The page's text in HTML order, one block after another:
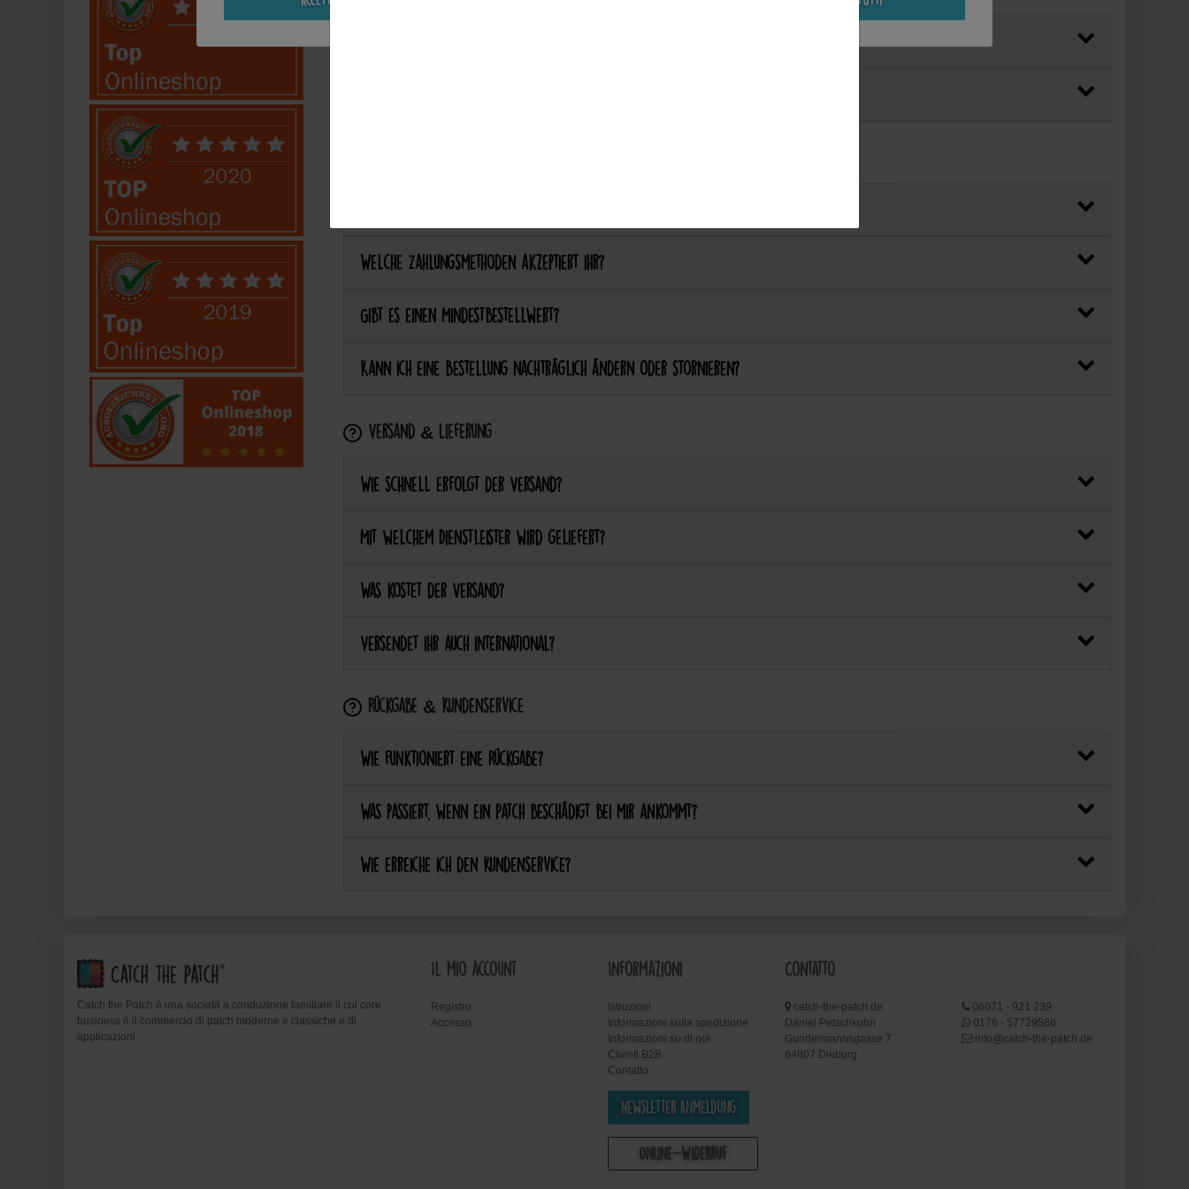
Welche Zahlungsmethoden akzeptiert ihr?
Gibt es einen Mindestbestellwert?
Kann ich eine Bestellung nachträglich ändern oder stornieren?
Versand & Lieferung
Wie schnell erfolgt der Versand?
Mit welchem Dienstleister wird geliefert?
Was kostet der Versand?
Versendet ihr auch international?
Rückgabe & Kundenservice
Wie funktioniert eine Rückgabe?
Was passiert, wenn ein Patch beschädigt bei mir ankommt?
Wie erreiche ich den Kundenservice?
Catch the Patch è una società a conduzione familiare il cui core
business è il commercio di patch moderne e classiche e di
applicazioni.
Il mio account
Registro
Accesso
Informazioni
Istruzioni
Informazioni sulla spedizione
Informazioni su di noi
Clienti B2B
Contatto
Newsletter Anmeldung
Online-Widerruf
Contatto
catch-the-patch.de
Daniel Petschkuhn
Gundermannsgasse 7
64807 Dieburg
06071 - 921 239
0176 - 57729586
info@catch-the-patch.de